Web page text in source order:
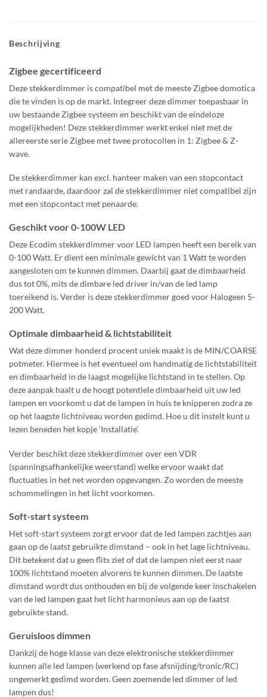
Beschrijving
Zigbee gecertificeerd
Deze stekkerdimmer is compatibel met de meeste Zigbee domotica
die te vinden is op de markt. Integreer deze dimmer toepasbaar in
uw bestaande Zigbee systeem en beschikt van de eindeloze
mogelijkheden! Deze stekkerdimmer werkt enkel niet met de
allereerste serie Zigbee met twee protocollen in 1: Zigbee & Z-
wave.
De stekkerdimmer kan excl. hanteer maken van een stopcontact
met randaarde, daardoor zal de stekkerdimmer niet compatibel zijn
met een stopcontact met penaarde.
Geschikt voor 0-100W LED
Deze Ecodim stekkerdimmer voor LED lampen heeft een bereik van
0-100 Watt. Er dient een minimale gewicht van 1 Watt te worden
aangesloten om te kunnen dimmen. Daarbij gaat de dimbaarheid
dus tot 0%, mits de dimbare led driver in/van de led lamp
toereikend is. Verder is deze stekkerdimmer goed voor Halogeen 5-
200 Watt.
Optimale dimbaarheid & lichtstabiliteit
Wat deze dimmer honderd procent uniek maakt is de MIN/COARSE
potmeter. Hiermee is het eventueel om handmatig de lichtstabiliteit
en dimbaarheid in de laagst mogelijke lichtstand in te stellen. Op
deze aanpak haalt u de hoogt potentiele dimbaarheid uit uw led
lampen en voorkomt u dat de lampen in huis te knipperen zodra ze
op het laagste lichtniveau worden gedimd. Hoe u dit instelt kunt u
lezen beneden het kopje ‘Installatie’.
Verder beschikt deze stekkerdimmer over een VDR
(spanningsafhankelijke weerstand) welke ervoor waakt dat
fluctuaties in het net worden opgevangen. Zo worden de meeste
schommelingen in het licht voorkomen.
Soft-start systeem
Het soft-start systeem zorgt ervoor dat de led lampen zachtjes aan
gaan op de laatst gebruikte dimstand – ook in het lage lichtniveau.
Dit betekent dat u geen flits ziet of dat de lampen niet eerst naar
100% lichtstand moeten alvorens te kunnen dimmen. De laatste
dimstand wordt dus onthouden en bij de volgende keer inschakelen
van de led lampen gaat het licht harmonieus aan op de laatst
gebruikte stand.
Geruisloos dimmen
Dankzij de hoge klasse van deze elektronische stekkerdimmer
kunnen alle led lampen (werkend op fase afsnijding/tronic/RC)
ongemerkt gedimd worden. Geen zoemende led dimmer of led
lampen dus!